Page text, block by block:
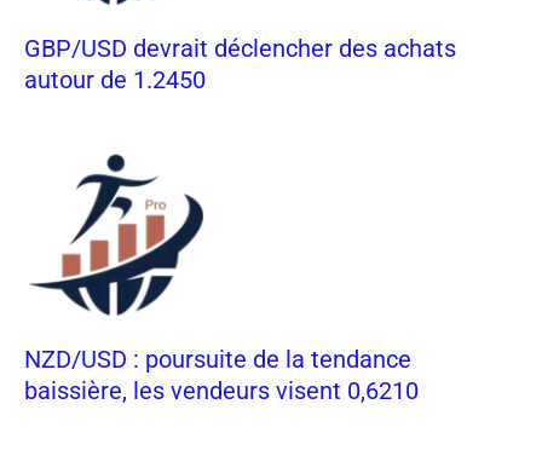
GBP/USD devrait déclencher des achats
autour de 1.2450
NZD/USD : poursuite de la tendance
baissière, les vendeurs visent 0,6210